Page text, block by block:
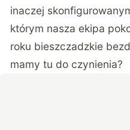
inaczej
którym nasza ekipa
roku bieszczadzkie
mamy tu do czynienia?